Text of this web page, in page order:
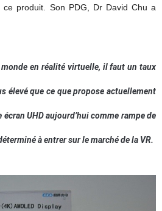
produit. Son PDG, Dr David Chu a
en réalité virtuelle, il faut un taux
élevé que ce que propose actuellement
UHD aujourd’hui comme rampe de
à entrer sur le marché de la VR.